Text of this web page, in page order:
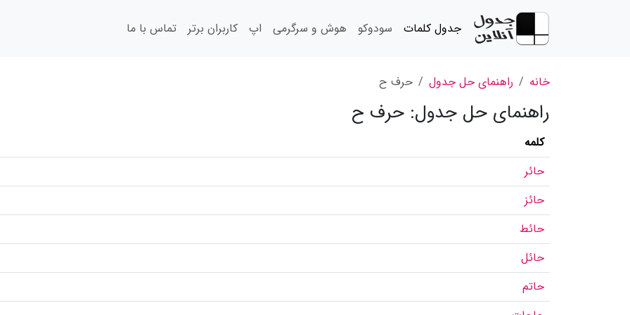
جدول کلمات سودوکو هوش و سرگرمی اپ کاربران برتر تماس با ما
خانه راهنمای حل جدول حرف ح
راهنمای حل جدول: حرف ح
کلمه
حائر
حائز
حائط
حائل
حاتم